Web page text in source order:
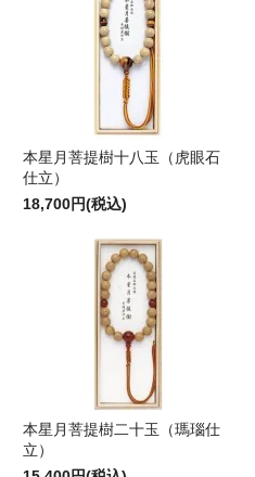
本星月菩提樹十八玉（虎眼石
仕立）
18,700円(税込)
本星月菩提樹二十玉（瑪瑙仕
立）